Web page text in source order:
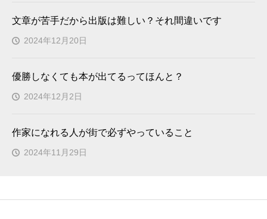
文章が苦手だから出版は難しい？それ間違いです
2024年12月20日
優勝しなくても本が出てるってほんと？
2024年12月2日
作家になれる人が街で必ずやっていること
2024年11月29日